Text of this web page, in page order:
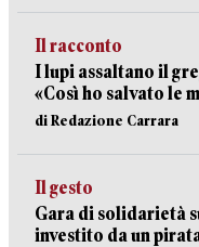
Il racconto
I lupi assaltano il
«Così ho salvato le
di Redazione Carrara
Il gesto
Gara di solidarietà
investito da un